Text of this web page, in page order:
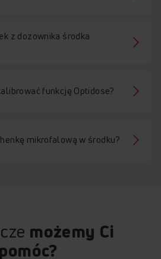
z dozownika środka
funkcję Optidose?
mikrofalową w środku?
możemy Ci
pomóc?